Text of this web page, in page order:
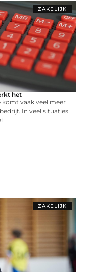
ZAKELIJK
het
vaak veel meer
In veel situaties
ZAKELIJK